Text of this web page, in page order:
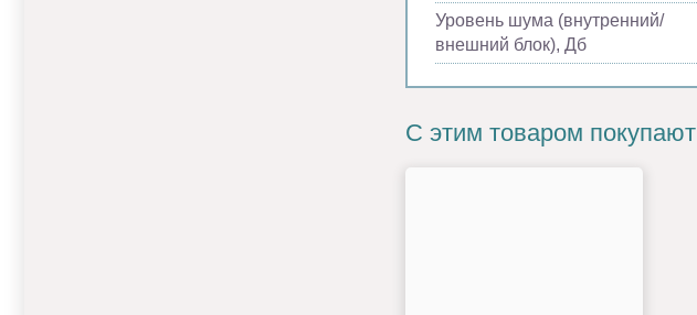
Уровень шума (внутренний/
внешний блок), Дб
С этим товаром покупают